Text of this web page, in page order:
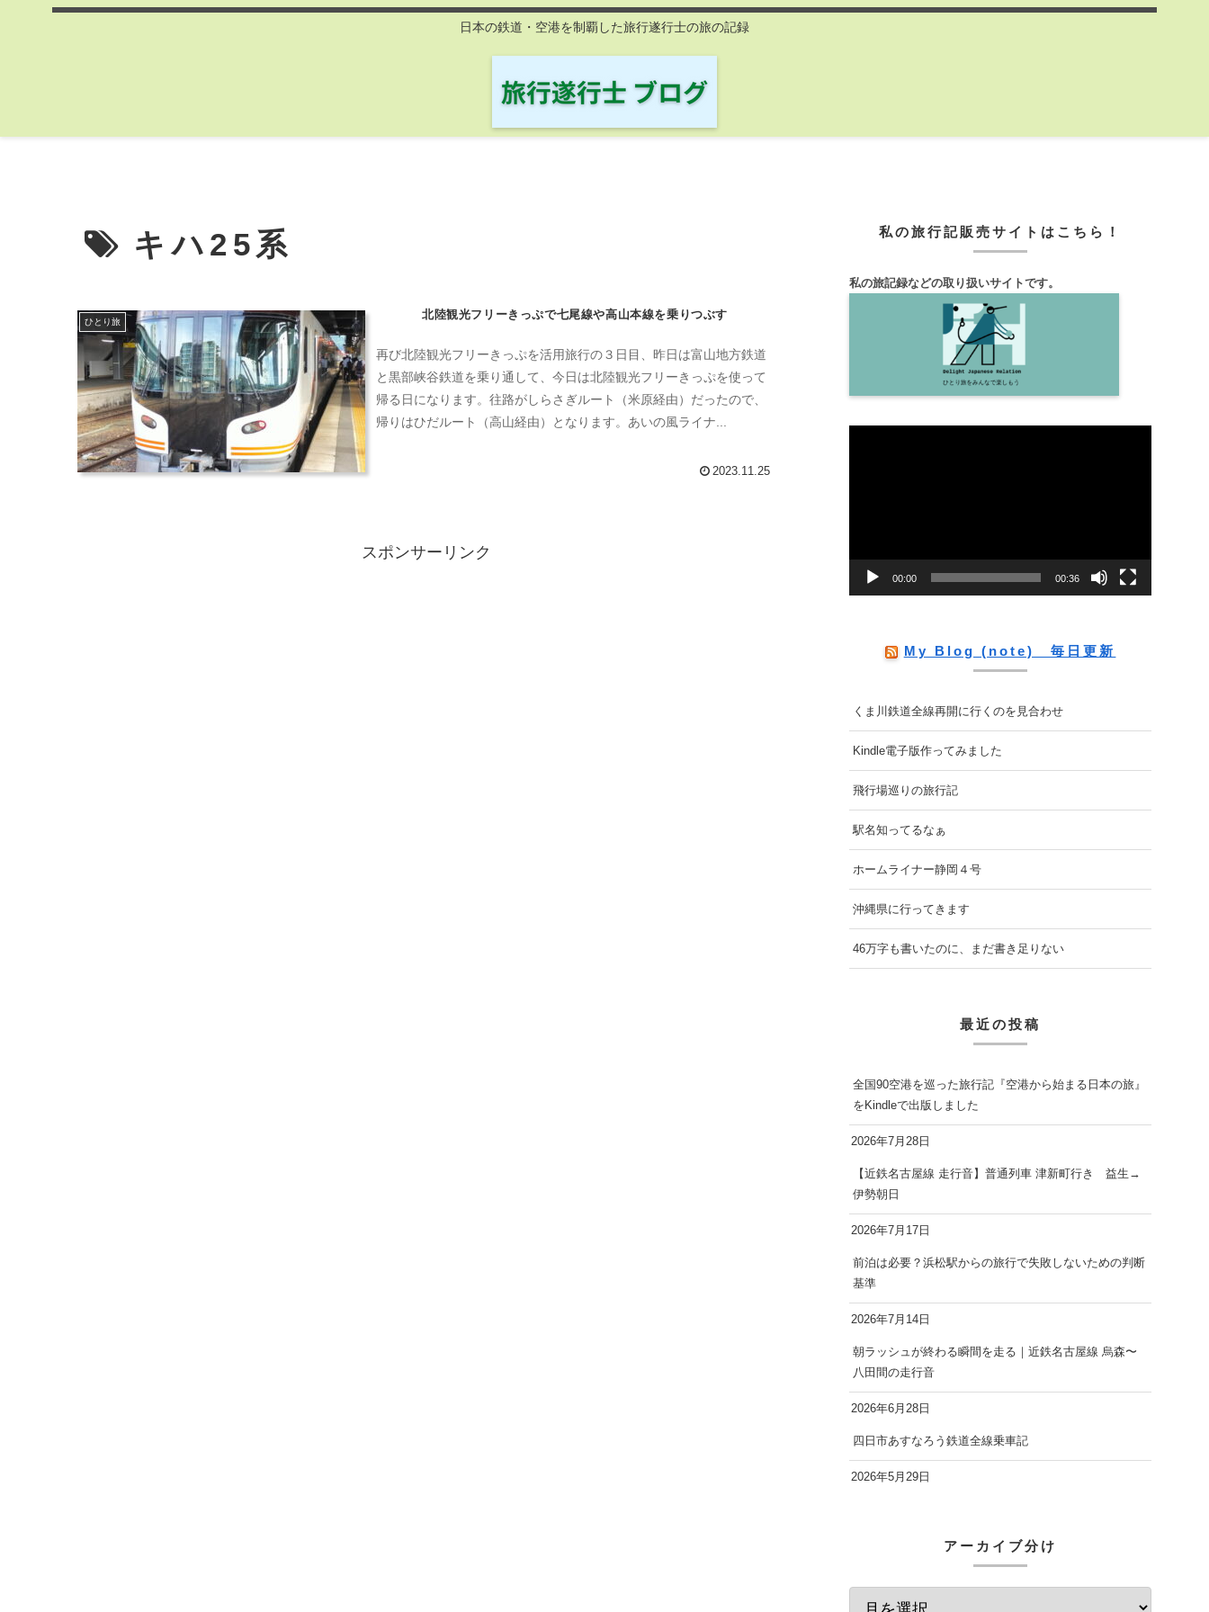
日本の鉄道・空港を制覇した旅行遂行士の旅の記録
キハ25系
ひとり旅
北陸観光フリーきっぷで七尾線や高山本線を乗りつぶす
再び北陸観光フリーきっぷを活用旅行の３日目、昨日は富山地方鉄道
と黒部峡谷鉄道を乗り通して、今日は北陸観光フリーきっぷを使って
帰る日になります。往路がしらさぎルート（米原経由）だったので、
帰りはひだルート（高山経由）となります。あいの風ライナ...
2023.11.25
スポンサーリンク
私の旅行記販売サイトはこちら！
私の旅記録などの取り扱いサイトです。
00:00 00:36
My Blog (note) 毎日更新
くま川鉄道全線再開に行くのを見合わせ
Kindle電子版作ってみました
飛行場巡りの旅行記
駅名知ってるなぁ
ホームライナー静岡４号
沖縄県に行ってきます
46万字も書いたのに、まだ書き足りない
最近の投稿
全国90空港を巡った旅行記『空港から始まる日本の旅』
をKindleで出版しました
2026年7月28日
【近鉄名古屋線 走行音】普通列車 津新町行き 益生→
伊勢朝日
2026年7月17日
前泊は必要？浜松駅からの旅行で失敗しないための判断
基準
2026年7月14日
朝ラッシュが終わる瞬間を走る｜近鉄名古屋線 烏森〜
八田間の走行音
2026年6月28日
四日市あすなろう鉄道全線乗車記
2026年5月29日
アーカイブ分け